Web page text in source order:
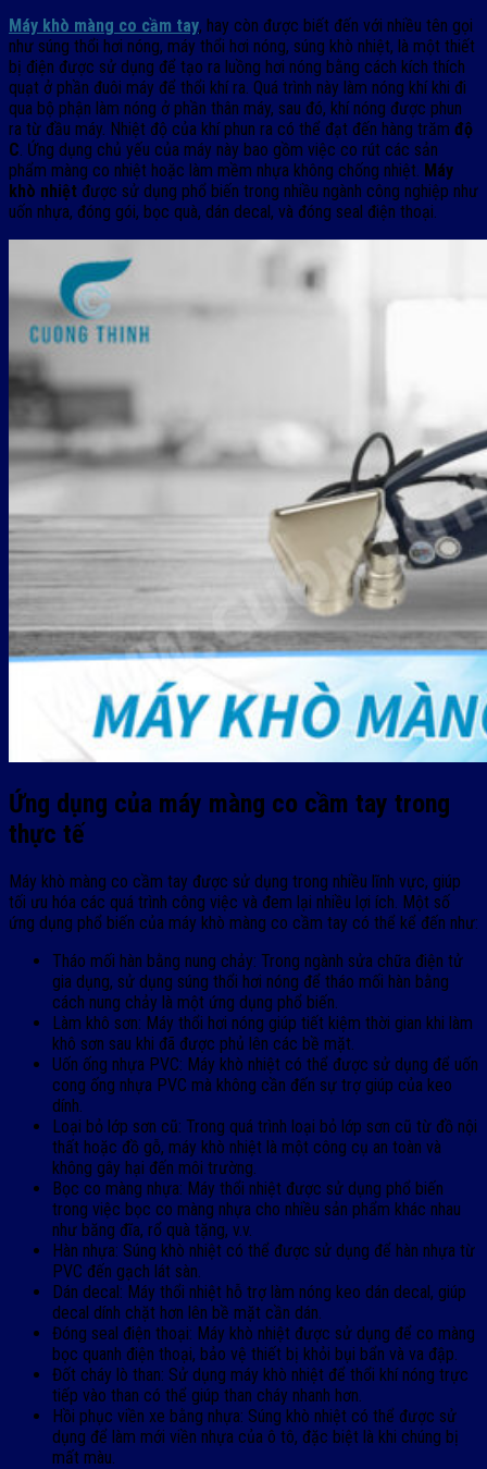
Máy khò màng co cầm tay, hay còn được biết đến với nhiều tên gọi
như súng thổi hơi nóng, máy thổi hơi nóng, súng khò nhiệt, là một thiết
bị điện được sử dụng để tạo ra luồng hơi nóng bằng cách kích thích
quạt ở phần đuôi máy để thổi khí ra. Quá trình này làm nóng khí khi đi
qua bộ phận làm nóng ở phần thân máy, sau đó, khí nóng được phun
ra từ đầu máy. Nhiệt độ của khí phun ra có thể đạt đến hàng trăm độ
C. Ứng dụng chủ yếu của máy này bao gồm việc co rút các sản
phẩm màng co nhiệt hoặc làm mềm nhựa không chống nhiệt. Máy
khò nhiệt được sử dụng phổ biến trong nhiều ngành công nghiệp như
uốn nhựa, đóng gói, bọc quà, dán decal, và đóng seal điện thoại.
Ứng dụng của máy màng co cầm tay trong
thực tế
Máy khò màng co cầm tay được sử dụng trong nhiều lĩnh vực, giúp
tối ưu hóa các quá trình công việc và đem lại nhiều lợi ích. Một số
ứng dụng phổ biến của máy khò màng co cầm tay có thể kể đến như:
Tháo mối hàn bằng nung chảy: Trong ngành sửa chữa điện tử
gia dụng, sử dụng súng thổi hơi nóng để tháo mối hàn bằng
cách nung chảy là một ứng dụng phổ biến.
Làm khô sơn: Máy thổi hơi nóng giúp tiết kiệm thời gian khi làm
khô sơn sau khi đã được phủ lên các bề mặt.
Uốn ống nhựa PVC: Máy khò nhiệt có thể được sử dụng để uốn
cong ống nhựa PVC mà không cần đến sự trợ giúp của keo
dính.
Loại bỏ lớp sơn cũ: Trong quá trình loại bỏ lớp sơn cũ từ đồ nội
thất hoặc đồ gỗ, máy khò nhiệt là một công cụ an toàn và
không gây hại đến môi trường.
Bọc co màng nhựa: Máy thổi nhiệt được sử dụng phổ biến
trong việc bọc co màng nhựa cho nhiều sản phẩm khác nhau
như băng đĩa, rổ quà tặng, v.v.
Hàn nhựa: Súng khò nhiệt có thể được sử dụng để hàn nhựa từ
PVC đến gạch lát sàn.
Dán decal: Máy thổi nhiệt hỗ trợ làm nóng keo dán decal, giúp
decal dính chặt hơn lên bề mặt cần dán.
Đóng seal điện thoại: Máy khò nhiệt được sử dụng để co màng
bọc quanh điện thoại, bảo vệ thiết bị khỏi bụi bẩn và va đập.
Đốt cháy lò than: Sử dụng máy khò nhiệt để thổi khí nóng trực
tiếp vào than có thể giúp than cháy nhanh hơn.
Hồi phục viền xe bằng nhựa: Súng khò nhiệt có thể được sử
dụng để làm mới viền nhựa của ô tô, đặc biệt là khi chúng bị
mất màu.